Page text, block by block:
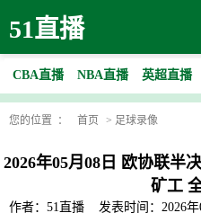
51直播
CBA直播 NBA直播 英超直播
您的位置 ： 首页 > 足球录像
2026年05月08日 欧协联半
矿工
作者：51直播
发表时间：2026